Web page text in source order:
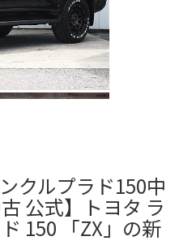
クルプラド150中
公式】トヨタ ラ
150 「ZX」の新